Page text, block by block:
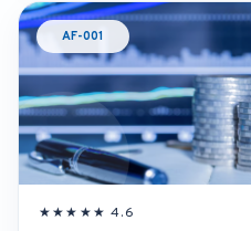
AF-001
★★★★★ 4.6